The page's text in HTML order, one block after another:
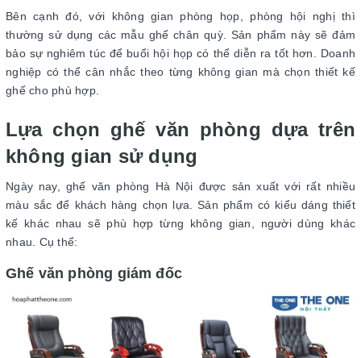
Bên cạnh đó, với không gian phòng họp, phòng hội nghị thì
thường sử dụng các mẫu ghế chân quỳ. Sản phẩm này sẽ đảm
bảo sự nghiêm túc để buổi hội họp có thể diễn ra tốt hơn. Doanh
nghiệp có thể cân nhắc theo từng không gian mà chọn thiết kế
ghế cho phù hợp.
Lựa chọn ghế văn phòng dựa trên
không gian sử dụng
Ngày nay, ghế văn phòng Hà Nội được sản xuất với rất nhiều
màu sắc để khách hàng chọn lựa. Sản phẩm có kiểu dáng thiết
kế khác nhau sẽ phù hợp từng không gian, người dùng khác
nhau. Cụ thể:
Ghế văn phòng giám đốc